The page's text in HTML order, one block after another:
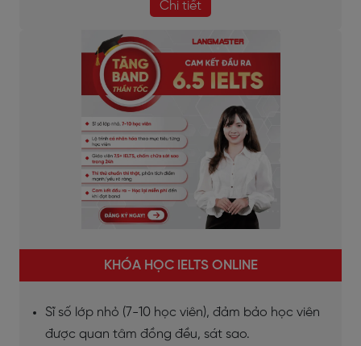
Chi tiết
KHÓA HỌC IELTS ONLINE
Sĩ số lớp nhỏ (7-10 học viên), đảm bảo học viên
được quan tâm đồng đều, sát sao.